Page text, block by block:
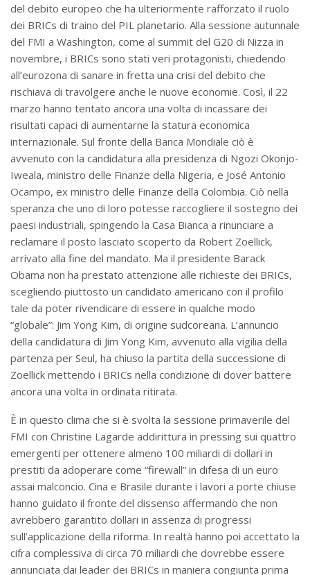
del debito europeo che ha ulteriormente rafforzato il ruolo
dei BRICs di traino del PIL planetario. Alla sessione autunnale
del FMI a Washington, come al summit del G20 di Nizza in
novembre, i BRICs sono stati veri protagonisti, chiedendo
all’eurozona di sanare in fretta una crisi del debito che
rischiava di travolgere anche le nuove economie. Così, il 22
marzo hanno tentato ancora una volta di incassare dei
risultati capaci di aumentarne la statura economica
internazionale. Sul fronte della Banca Mondiale ciò è
avvenuto con la candidatura alla presidenza di Ngozi Okonjo-
Iweala, ministro delle Finanze della Nigeria, e José Antonio
Ocampo, ex ministro delle Finanze della Colombia. Ciò nella
speranza che uno di loro potesse raccogliere il sostegno dei
paesi industriali, spingendo la Casa Bianca a rinunciare a
reclamare il posto lasciato scoperto da Robert Zoellick,
arrivato alla fine del mandato. Ma il presidente Barack
Obama non ha prestato attenzione alle richieste dei BRICs,
scegliendo piuttosto un candidato americano con il profilo
tale da poter rivendicare di essere in qualche modo
“globale”: Jim Yong Kim, di origine sudcoreana. L’annuncio
della candidatura di Jim Yong Kim, avvenuto alla vigilia della
partenza per Seul, ha chiuso la partita della successione di
Zoellick mettendo i BRICs nella condizione di dover battere
ancora una volta in ordinata ritirata.
È in questo clima che si è svolta la sessione primaverile del
FMI con Christine Lagarde addirittura in pressing sui quattro
emergenti per ottenere almeno 100 miliardi di dollari in
prestiti da adoperare come “firewall” in difesa di un euro
assai malconcio. Cina e Brasile durante i lavori a porte chiuse
hanno guidato il fronte del dissenso affermando che non
avrebbero garantito dollari in assenza di progressi
sull’applicazione della riforma. In realtà hanno poi accettato la
cifra complessiva di circa 70 miliardi che dovrebbe essere
annunciata dai leader dei BRICs in maniera congiunta prima